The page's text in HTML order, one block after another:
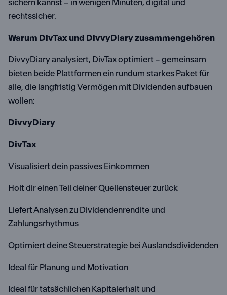
sichern kannst – in wenigen Minuten, digital und
rechtssicher.
Warum DivTax und DivvyDiary zusammengehören
DivvyDiary analysiert, DivTax optimiert – gemeinsam
bieten beide Plattformen ein rundum starkes Paket für
alle, die langfristig Vermögen mit Dividenden aufbauen
wollen:
DivvyDiary
DivTax
Visualisiert dein passives Einkommen
Holt dir einen Teil deiner Quellensteuer zurück
Liefert Analysen zu Dividendenrendite und
Zahlungsrhythmus
Optimiert deine Steuerstrategie bei Auslandsdividenden
Ideal für Planung und Motivation
Ideal für tatsächlichen Kapitalerhalt und